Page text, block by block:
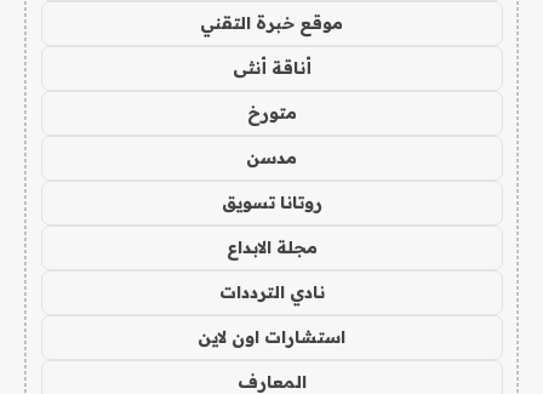
موقع خبرة التقني
أناقة أنثى
متورخ
مدسن
روتانا تسويق
مجلة الابداع
نادي الترددات
استشارات اون لاين
المعارف